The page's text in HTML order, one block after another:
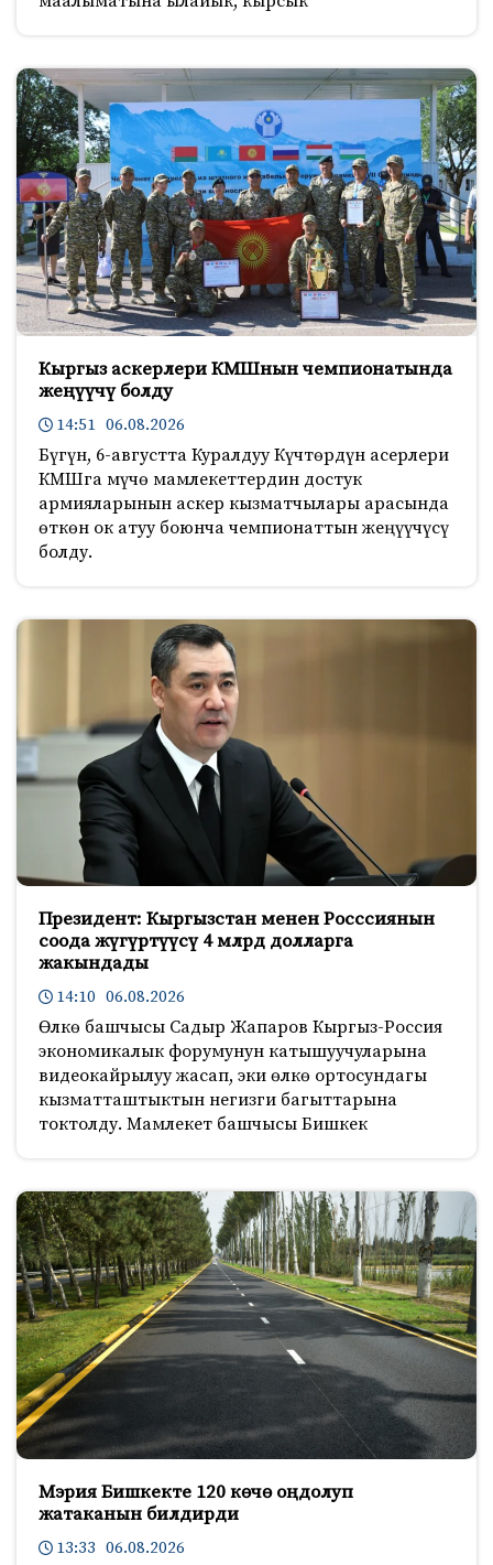
Кыргыз аскерлери КМШнын чемпионатында
жеңүүчү болду
14:51 06.08.2026
Бүгүн, 6-августта Куралдуу Күчтөрдүн асерлери
КМШга мүчө мамлекеттердин достук
армияларынын аскер кызматчылары арасында
өткөн ок атуу боюнча чемпионаттын жеңүүчүсү
болду.
Президент: Кыргызстан менен Росссиянын
соода жүгүртүүсү 4 млрд долларга
жакындады
14:10 06.08.2026
Өлкө башчысы Садыр Жапаров Кыргыз-Россия
экономикалык форумунун катышуучуларына
видеокайрылуу жасап, эки өлкө ортосундагы
кызматташтыктын негизги багыттарына
токтолду. Мамлекет башчысы Бишкек
Мэрия Бишкекте 120 көчө оңдолуп
жатаканын билдирди
13:33 06.08.2026